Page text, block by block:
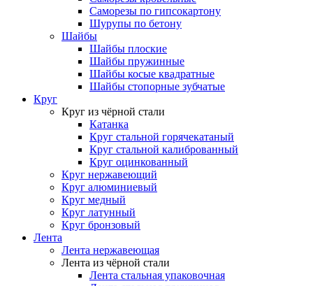
Саморезы по гипсокартону
Шурупы по бетону
Шайбы
Шайбы плоские
Шайбы пружинные
Шайбы косые квадратные
Шайбы стопорные зубчатые
Круг
Круг из чёрной стали
Катанка
Круг стальной горячекатаный
Круг стальной калиброванный
Круг оцинкованный
Круг нержавеющий
Круг алюминиевый
Круг медный
Круг латунный
Круг бронзовый
Лента
Лента нержавеющая
Лента из чёрной стали
Лента стальная упаковочная